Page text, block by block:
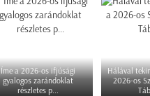
Íme a 2026-os ifjúsági
gyalogos zarándoklat
részletes p...
Hálával
2026-os